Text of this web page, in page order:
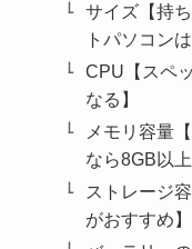
サイズ【持
トパソコンは
CPU【スペ
なる】
メモリ容量
なら8GB以
ストレージ
がおすすめ】